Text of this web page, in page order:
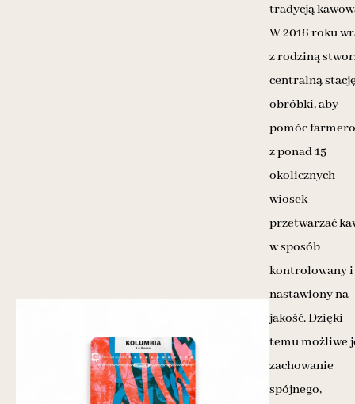
tradycją
W 2016 roku
z rodziną
centralną
obróbki, aby
pomóc
z ponad 15
okolicznych
wiosek
przetwarzać
w sposób
kontrolowany i
nastawiony na
jakość. Dzięki
temu możliwe
zachowanie
spójnego,